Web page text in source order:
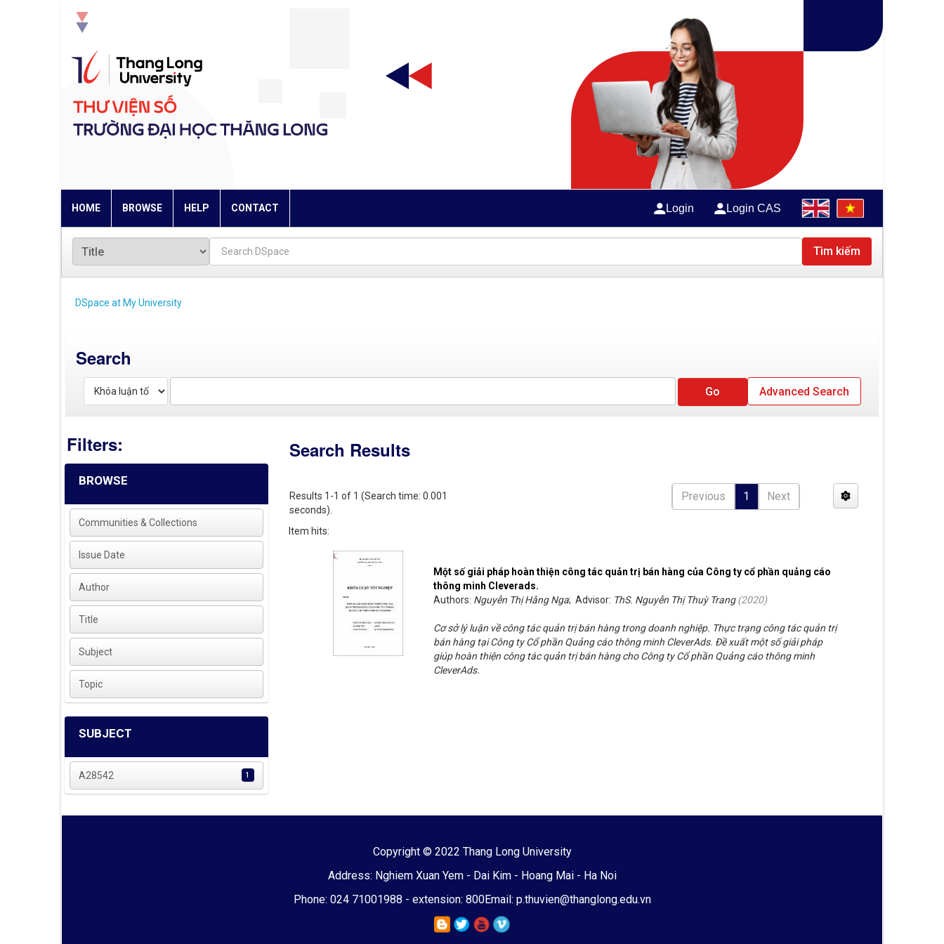
HOME BROWSE HELP CONTACT Login Login CAS
Tìm kiếm
DSpace at My University
Search
Advanced Search
Filters:
BROWSE
Communities & Collections
Issue Date
Author
Title
Subject
Topic
SUBJECT
A28542 1
Search Results
Results 1-1 of 1 (Search time: 0.001
seconds).
Previous 1 Next
Item hits:
Một số giải pháp hoàn thiện công tác quản trị bán hàng của Công ty cổ phần quảng cáo
thông minh Cleverads.
Authors: Nguyễn Thị Hằng Nga; Advisor: ThS. Nguyễn Thị Thuỳ Trang(2020)
Cơ sở lý luận về công tác quản trị bán hàng trong doanh nghiệp. Thực trạng công tác quản trị
bán hàng tại Công ty Cổ phần Quảng cáo thông minh CleverAds. Đề xuất một số giải pháp
giúp hoàn thiện công tác quản trị bán hàng cho Công ty Cổ phần Quảng cáo thông minh
CleverAds.
Copyright © 2022 Thang Long University
Address: Nghiem Xuan Yem - Dai Kim - Hoang Mai - Ha Noi
Phone: 024 71001988 - extension: 800Email: p.thuvien@thanglong.edu.vn